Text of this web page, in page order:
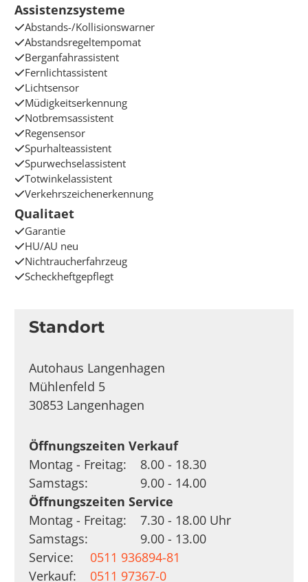
Assistenzsysteme
Abstands-/Kollisionswarner
Abstandsregeltempomat
Berganfahrassistent
Fernlichtassistent
Lichtsensor
Müdigkeitserkennung
Notbremsassistent
Regensensor
Spurhalteassistent
Spurwechselassistent
Totwinkelassistent
Verkehrszeichenerkennung
Qualitaet
Garantie
HU/AU neu
Nichtraucherfahrzeug
Scheckheftgepflegt
Standort
Autohaus Langenhagen
Mühlenfeld 5
30853 Langenhagen
Öffnungszeiten Verkauf
Montag - Freitag:
8.00 - 18.30
Samstags:
9.00 - 14.00
Öffnungszeiten Service
Montag - Freitag:
7.30 - 18.00 Uhr
Samstags:
9.00 - 13.00
Service:
0511 936894-81
Verkauf:
0511 97367-0